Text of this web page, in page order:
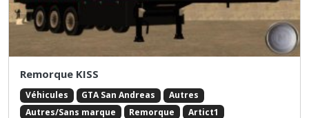
Remorque KISS
Véhicules GTA San Andreas
Autres
Autres/Sans marque
Remorque Artict1